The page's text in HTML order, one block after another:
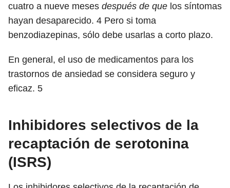
cuatro a nueve meses después de que los síntomas
hayan desaparecido. 4 Pero si toma
benzodiazepinas, sólo debe usarlas a corto plazo.
En general, el uso de medicamentos para los
trastornos de ansiedad se considera seguro y
eficaz. 5
Inhibidores selectivos de la
recaptación de serotonina
(ISRS)